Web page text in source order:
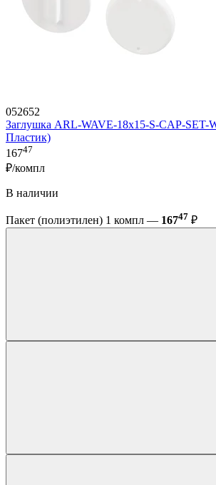
052652
Заглушка ARL-WAVE-18x15-S-CAP-SET-
Пластик)
16747
₽/компл
В наличии
Пакет (полиэтилен) 1 компл — 16747 ₽